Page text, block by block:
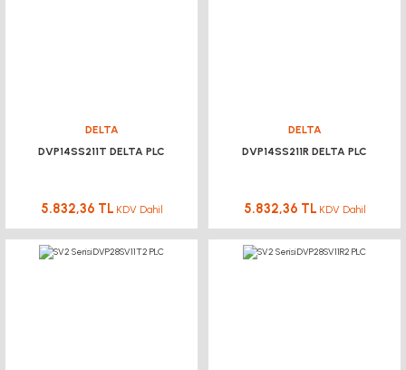
DELTA
DVP14SS211T DELTA PLC
5.832,36 TL KDV Dahil
DELTA
DVP14SS211R DELTA PLC
5.832,36 TL KDV Dahil